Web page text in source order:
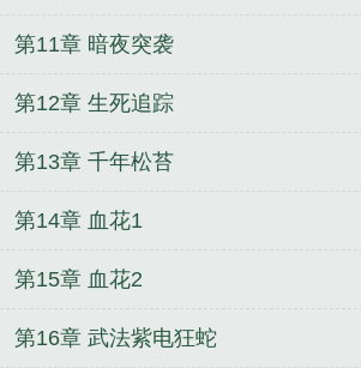
第11章 暗夜突袭
第12章 生死追踪
第13章 千年松苔
第14章 血花1
第15章 血花2
第16章 武法紫电狂蛇